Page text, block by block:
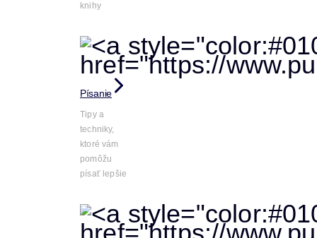
knihy
Písanie
Tipy a
techniky,
ktoré vám
pomôžu
písať lepšie